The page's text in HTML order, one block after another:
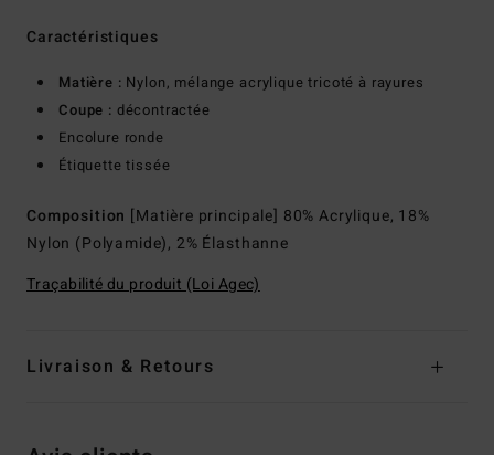
Caractéristiques
Matière : Nylon, mélange acrylique tricoté à rayures
Coupe : décontractée
Encolure ronde
Étiquette tissée
Composition [Matière principale] 80% Acrylique, 18%
Nylon (Polyamide), 2% Élasthanne
Traçabilité du produit (Loi Agec)
Livraison & Retours